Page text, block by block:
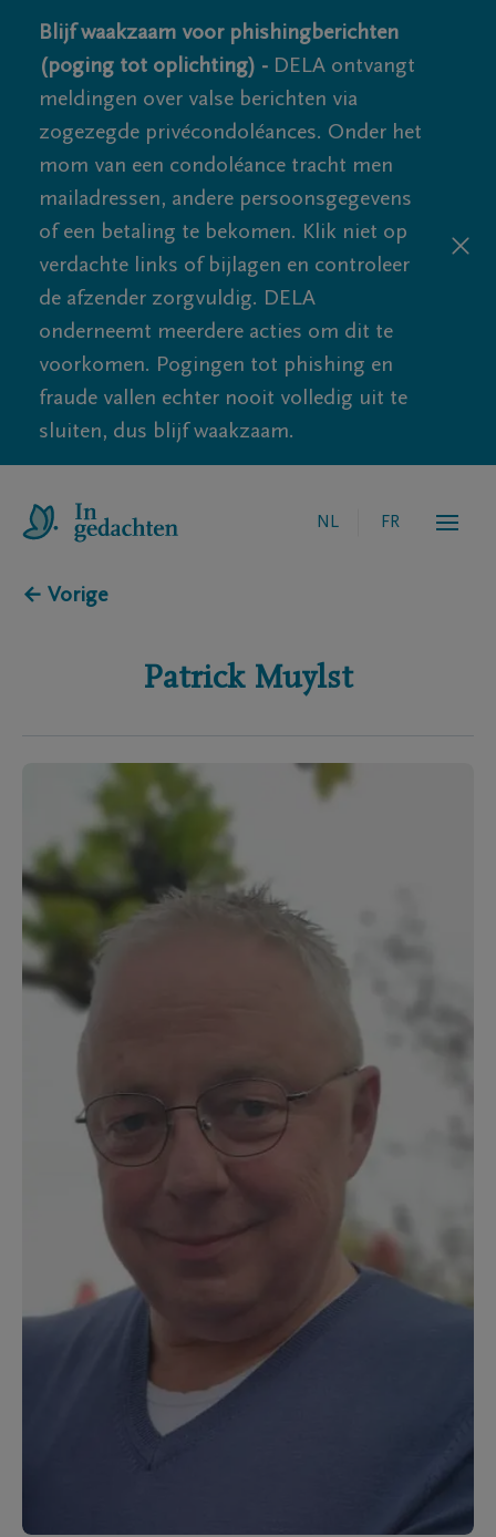
Blijf waakzaam voor phishingberichten
(poging tot oplichting) - DELA ontvangt
meldingen over valse berichten via
zogezegde privécondoléances. Onder het
mom van een condoléance tracht men
mailadressen, andere persoonsgegevens
of een betaling te bekomen. Klik niet op
verdachte links of bijlagen en controleer
de afzender zorgvuldig. DELA
onderneemt meerdere acties om dit te
voorkomen. Pogingen tot phishing en
fraude vallen echter nooit volledig uit te
sluiten, dus blijf waakzaam.
NL FR
← Vorige
Patrick Muylst